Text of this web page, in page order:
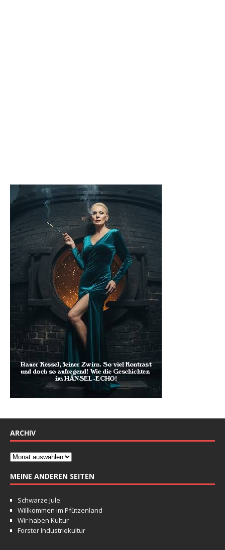
ARCHIV
MEINE ANDEREN SEITEN
Schwarze Jule
Willkommen im Pfützenland
Wir haben Kultur
Forster Industriekultur